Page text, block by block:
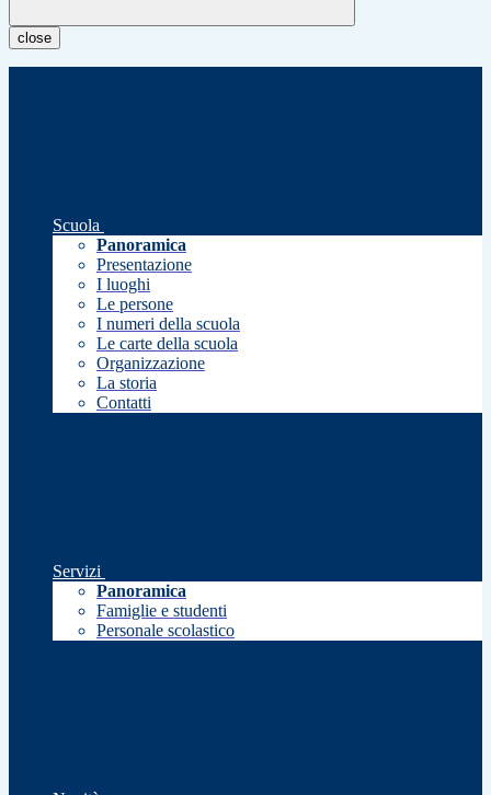
close
Scuola
Panoramica
Presentazione
I luoghi
Le persone
I numeri della scuola
Le carte della scuola
Organizzazione
La storia
Contatti
Servizi
Panoramica
Famiglie e studenti
Personale scolastico